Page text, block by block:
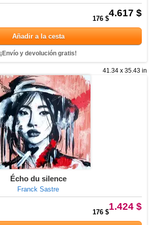
4.617 $
176 $
Añadir a la cesta
¡Envío y devolución gratis!
41.34 x 35.43 in
Écho du silence
Franck Sastre
1.424 $
176 $